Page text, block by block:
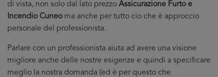
di vista, non solo dal lato prezzo Assicurazione Furto e
Incendio Cuneoma anche per tutto cio che è approccio
personale del professionista.
Parlare con un professionista aiuta ad avere una visione
migliore anche delle nostre esigenze e quindi a specificare
meglio la nostra domanda (ed è per questo che